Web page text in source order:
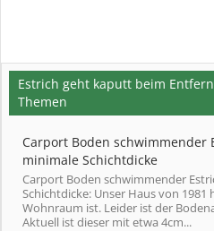
Estrich geht kaputt beim
Themen
Carport Boden schwimmender
minimale Schichtdicke
Carport Boden schwimmender
Schichtdicke: Unser Haus von
Wohnraum ist. Leider ist der
Aktuell ist dieser mit etwa 4cm...